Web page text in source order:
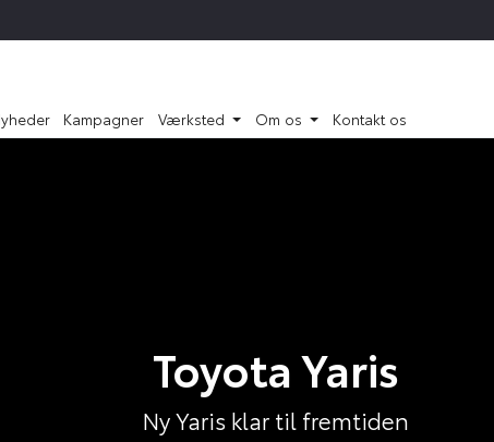
Kampagner Værksted Om os Kontakt os
Toyota Yaris
Ny Yaris klar til fremtiden